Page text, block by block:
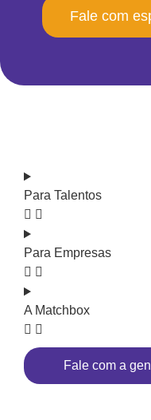
Fale com
Para Talentos
Para Empresas
A Matchbox
Fale com a